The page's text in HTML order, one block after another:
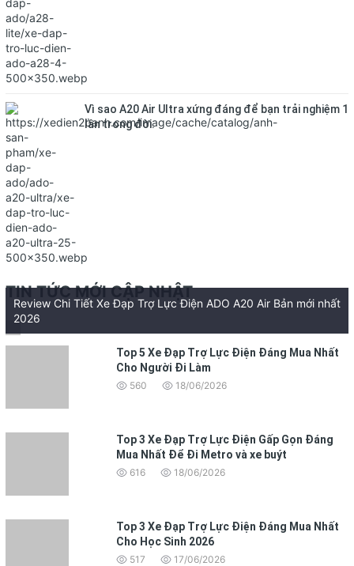
Vì sao A20 Air Ultra xứng đáng để bạn trải nghiệm 1
lần trong đời.
TIN TỨC MỚI CẬP NHẬT
Review Chi Tiết Xe Đạp Trợ Lực Điện ADO A20 Air Bản mới nhất
2026
Top 5 Xe Đạp Trợ Lực Điện Đáng Mua Nhất
Cho Người Đi Làm
560 18/06/2026
Top 3 Xe Đạp Trợ Lực Điện Gấp Gọn Đáng
Mua Nhất Để Đi Metro và xe buýt
616 18/06/2026
Top 3 Xe Đạp Trợ Lực Điện Đáng Mua Nhất
Cho Học Sinh 2026
517 17/06/2026